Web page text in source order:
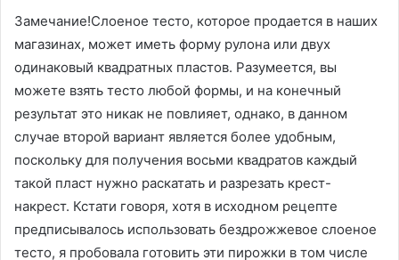
Замечание!Слоеное тесто, которое продается в наших
магазинах, может иметь форму рулона или двух
одинаковый квадратных пластов. Разумеется, вы
можете взять тесто любой формы, и на конечный
результат это никак не повлияет, однако, в данном
случае второй вариант является более удобным,
поскольку для получения восьми квадратов каждый
такой пласт нужно раскатать и разрезать крест-
накрест. Кстати говоря, хотя в исходном рецепте
предписывалось использовать бездрожжевое слоеное
тесто, я пробовала готовить эти пирожки в том числе